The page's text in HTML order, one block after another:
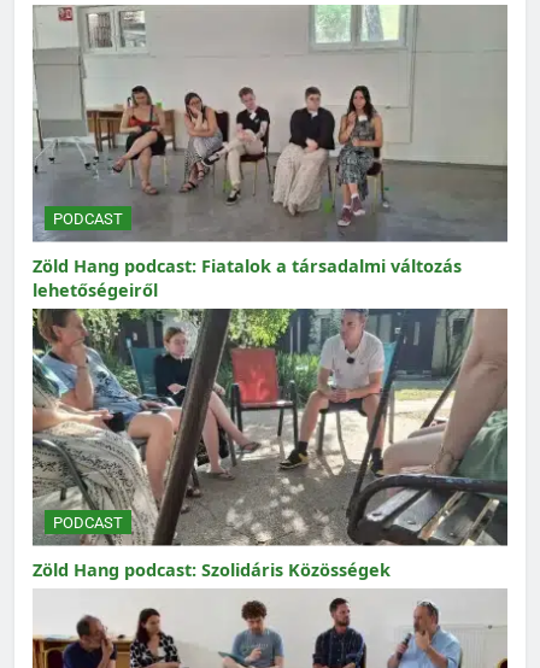
PODCAST
Zöld Hang podcast: Fiatalok a társadalmi változás
lehetőségeiről
PODCAST
Zöld Hang podcast: Szolidáris Közösségek